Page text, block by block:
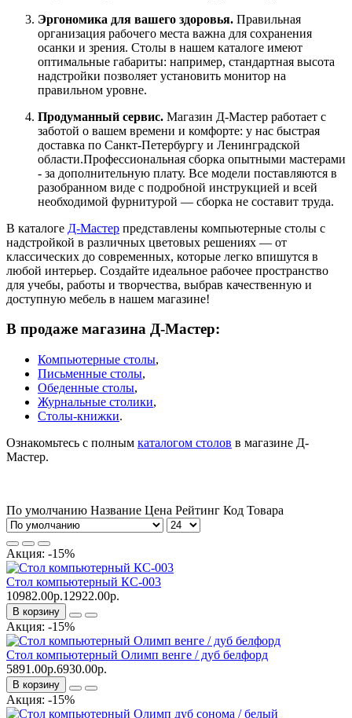
Эргономика для вашего здоровья. Правильная
организация рабочего места важна для сохранения
осанки и зрения. Столы в нашем каталоге имеют
оптимальные габариты: например, стандартная высота
надстройки позволяет установить монитор на
правильном уровне.
Продуманный сервис. Магазин Д-Мастер работает с
заботой о вашем времени и комфорте: у нас быстрая
доставка по Санкт-Петербургу и Ленинградской
области.Профессиональная сборка опытными мастерами
- за дополнительную плату. Все модели поставляются в
разобранном виде с подробной инструкцией и всей
необходимой фурнитурой — сборка не составит труда.
В каталоге Д-Мастер представлены компьютерные столы с
надстройкой в различных цветовых решениях — от
классических до современных, которые легко впишутся в
любой интерьер. Создайте идеальное рабочее пространство
для учебы, работы и творчества, выбрав качественную и
доступную мебель в нашем магазине!
В продаже магазина Д-Мастер:
Компьютерные столы,
Письменные столы,
Обеденные столы,
Журнальные столики,
Столы-книжки.
Ознакомьтесь с полным каталогом столов в магазине Д-
Мастер.
По умолчанию Название Цена Рейтинг Код Товара
Акция: -15%
Стол компьютерный КС-003
10982.00р.12922.00р.
В корзину
Акция: -15%
Стол компьютерный Олимп венге / дуб белфорд
5891.00р.6930.00р.
В корзину
Акция: -15%